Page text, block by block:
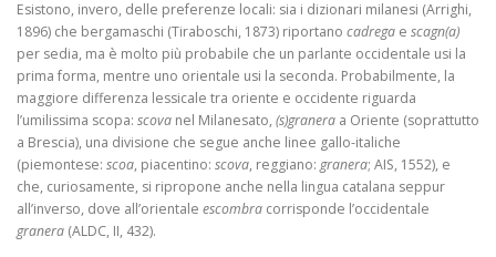
Esistono, invero, delle preferenze locali: sia i dizionari milanesi (Arrighi,
1896) che bergamaschi (Tiraboschi, 1873) riportano cadrega e scagn(a)
per sedia, ma è molto più probabile che un parlante occidentale usi la
prima forma, mentre uno orientale usi la seconda. Probabilmente, la
maggiore differenza lessicale tra oriente e occidente riguarda
l’umilissima scopa: scova nel Milanesato, (s)granera a Oriente (soprattutto
a Brescia), una divisione che segue anche linee gallo-italiche
(piemontese: scoa, piacentino: scova, reggiano: granera; AIS, 1552), e
che, curiosamente, si ripropone anche nella lingua catalana seppur
all’inverso, dove all’orientale escombra corrisponde l’occidentale
granera (ALDC, II, 432).